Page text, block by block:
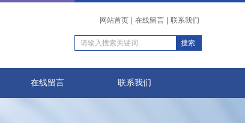
网站首页 在线留言 联系我们
在线留言 联系我们